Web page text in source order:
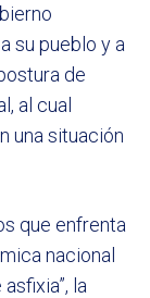
su pueblo y a
de
al cual
una situación
que enfrenta
nacional
la